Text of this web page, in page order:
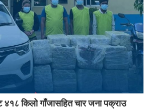
४१८ किलो गाँजासहित चार जना पक्राउ